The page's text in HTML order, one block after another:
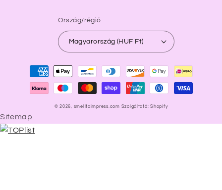
Ország/régió
Magyarország (HUF Ft)
Fizetési
módok
© 2026, smelltoimpress.com Szolgáltató: Shopify
Sitemap